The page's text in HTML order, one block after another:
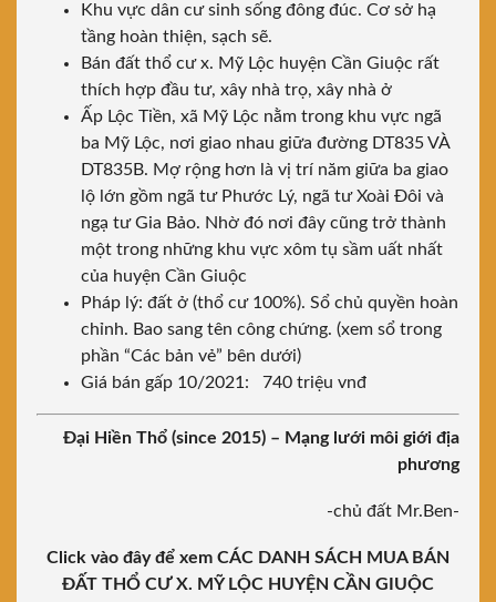
Khu vực dân cư sinh sống đông đúc. Cơ sở hạ
tầng hoàn thiện, sạch sẽ.
Bán đất thổ cư x. Mỹ Lộc huyện Cần Giuộc rất
thích hợp đầu tư, xây nhà trọ, xây nhà ở
Ấp Lộc Tiền, xã Mỹ Lộc nằm trong khu vực ngã
ba Mỹ Lộc, nơi giao nhau giữa đường DT835 VÀ
DT835B. Mợ rộng hơn là vị trí năm giữa ba giao
lộ lớn gồm ngã tư Phước Lý, ngã tư Xoài Đôi và
ngạ tư Gia Bảo. Nhờ đó nơi đây cũng trở thành
một trong những khu vực xôm tụ sầm uất nhất
của huyện Cần Giuộc
Pháp lý: đất ở (thổ cư 100%). Sổ chủ quyền hoàn
chỉnh. Bao sang tên công chứng. (xem sổ trong
phần “Các bản vẻ” bên dưới)
Giá bán gấp 10/2021: 740 triệu vnđ
Đại Hiền Thổ (since 2015) – Mạng lưới môi giới địa
phương
-chủ đất Mr.Ben-
Click vào đây để xem CÁC DANH SÁCH MUA BÁN
ĐẤT THỔ CƯ X. MỸ LỘC HUYỆN CẦN GIUỘC